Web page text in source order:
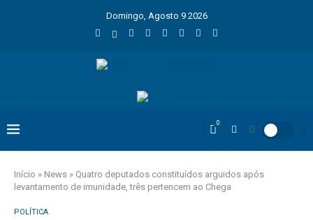
Domingo, Agosto 9 2026
0
Início » News » Quatro deputados constituídos arguidos após
levantamento de imunidade, três pertencem ao Chega
POLÍTICA